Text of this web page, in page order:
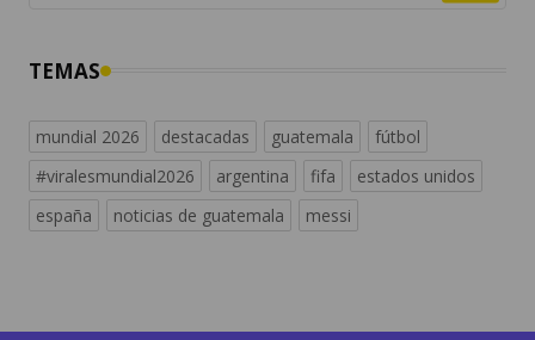
mundial 2026
españa
noticias de guatemala messi